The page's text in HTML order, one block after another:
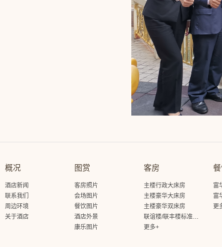
概况
酒店新闻
联系我们
周边环境
关于酒店
图赏
客房照片
会场图片
餐饮图片
酒店外景
康乐图片
客房
主楼行政大床房
主楼豪华大床房
主楼豪华双床房
更多+
富
富
更